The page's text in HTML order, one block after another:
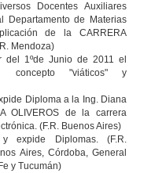
Docentes Auxiliares
Departamento de Materias
de la CARRERA
Mendoza)
del 1ºde Junio de 2011 el
concepto "viáticos" y
Diploma a la Ing. Diana
OLIVEROS de la carrera
(F.R. Buenos Aires)
expide Diplomas. (F.R.
Aires, Córdoba, General
y Tucumán)